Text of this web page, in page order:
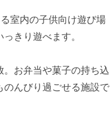
室内の子供向け遊び場
きり遊べます。
お弁当や菓子の持ち込
のんびり過ごせる施設で